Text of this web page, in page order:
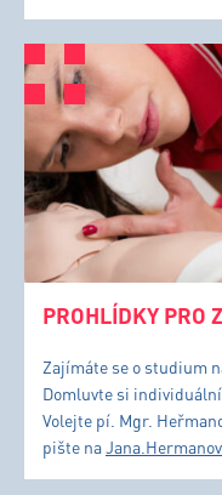
PROHLÍDKY PRO
Zajímáte se o studium
Domluvte si
Volejte pí. Mgr.
pište na